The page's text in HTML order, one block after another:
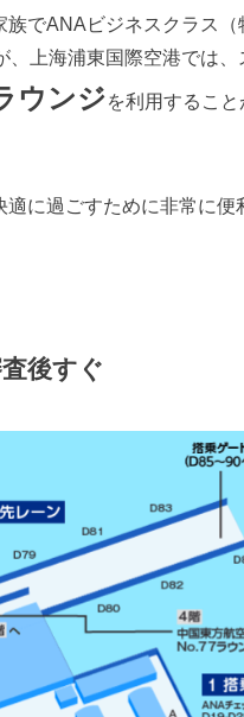
族でANAビジネスクラス
上海浦東国際空港では、
ウンジを利用するこ
に過ごすために非常に便
後すぐ